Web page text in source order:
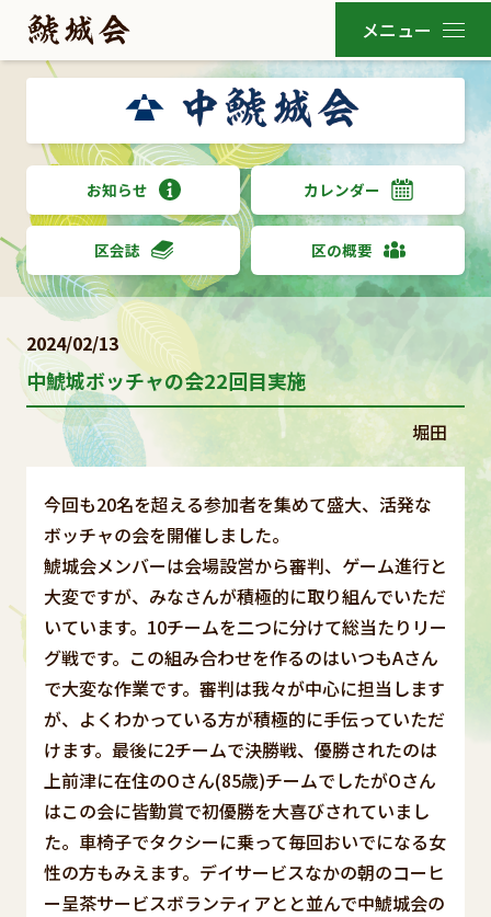
お知らせ カレンダー
区会誌 区の概要
2024/02/13
中鯱城ボッチャの会22回目実施
堀田
今回も20名を超える参加者を集めて盛大、活発な
ボッチャの会を開催しました。
鯱城会メンバーは会場設営から審判、ゲーム進行と
大変ですが、みなさんが積極的に取り組んでいただ
いています。10チームを二つに分けて総当たりリー
グ戦です。この組み合わせを作るのはいつもAさん
で大変な作業です。審判は我々が中心に担当します
が、よくわかっている方が積極的に手伝っていただ
けます。最後に2チームで決勝戦、優勝されたのは
上前津に在住のOさん(85歳)チームでしたがOさん
はこの会に皆勤賞で初優勝を大喜びされていまし
た。車椅子でタクシーに乗って毎回おいでになる女
性の方もみえます。デイサービスなかの朝のコーヒ
ー呈茶サービスボランティアとと並んで中鯱城会の